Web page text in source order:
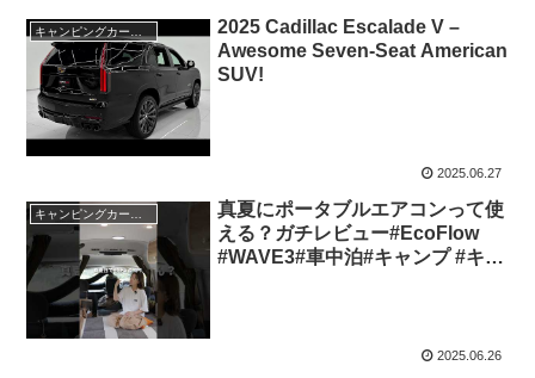
キャンピングカー・SUV人気車種
2025 Cadillac Escalade V –
Awesome Seven-Seat American
SUV!
2025.06.27
真夏にポータブルエアコンって使
える？ガチレビュー#EcoFlow
#WAVE3#車中泊#キャンプ #キャ
2025.06.26